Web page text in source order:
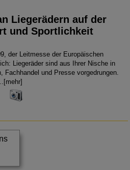
Liegerädern auf der
und Sportlichkeit
der Leitmesse der Europäischen
Liegeräder sind aus Ihrer Nische in
Fachhandel und Presse vorgedrungen.
[mehr]